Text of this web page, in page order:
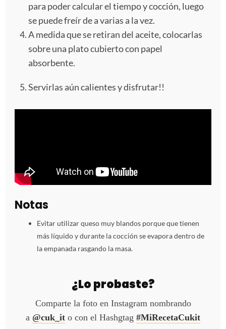
para poder calcular el tiempo y cocción, luego
se puede freír de a varias a la vez.
A medida que se retiran del aceite, colocarlas
sobre una plato cubierto con papel
absorbente.
Servirlas aún calientes y disfrutar!!
Notas
Evitar utilizar queso muy blandos porque que tienen
más líquido y durante la cocción se evapora dentro de
la empanada rasgando la masa.
¿Lo probaste?
Comparte la foto en Instagram nombrando
a @cuk_it o con el Hashgtag #MiRecetaCukit